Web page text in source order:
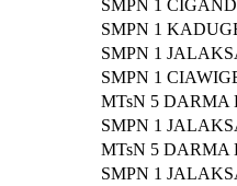
SMPN 1
SMPN 1
SMPN 1
SMPN 1
MTsN 5 DARMA
SMPN 1
MTsN 5 DARMA
SMPN 1